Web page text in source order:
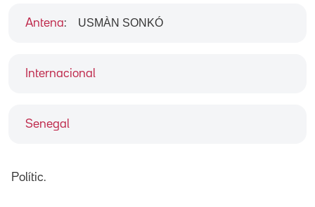
Internacional
Senegal
Antena: USMÀN SONKÓ
Polític.